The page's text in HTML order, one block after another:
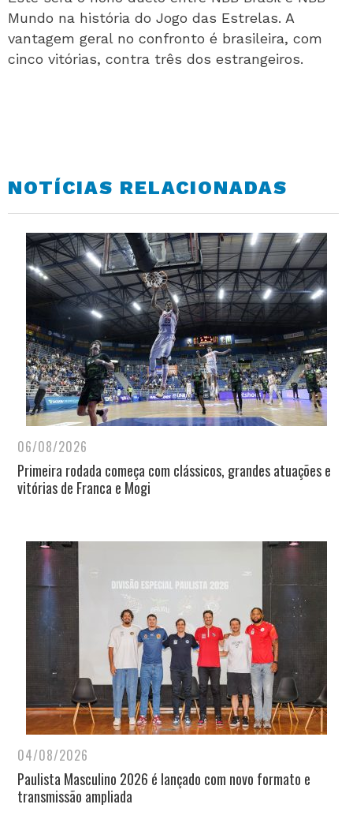
Mundo na história do Jogo das Estrelas. A
vantagem geral no confronto é brasileira, com
cinco vitórias, contra três dos estrangeiros.
NOTÍCIAS RELACIONADAS
06/08/2026
Primeira rodada começa com clássicos, grandes atuações e
vitórias de Franca e Mogi
04/08/2026
Paulista Masculino 2026 é lançado com novo formato e
transmissão ampliada